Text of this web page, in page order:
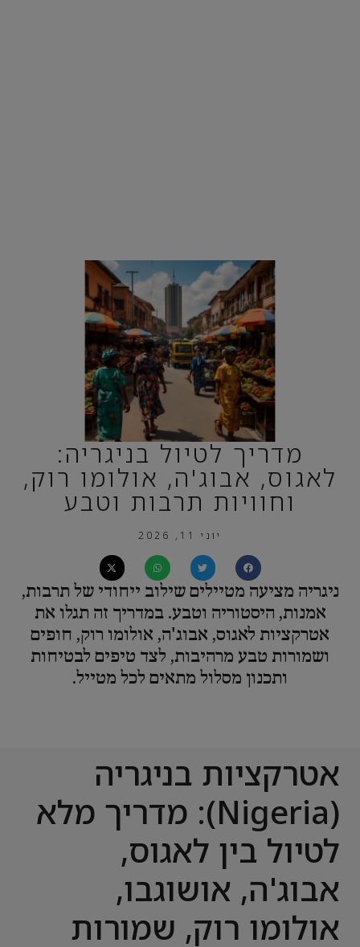
מדריך לטיול בניגריה:
לאגוס, אבוג'ה, אולומו רוק,
וחוויות תרבות וטבע
יוני 11, 2026
ניגריה מציעה מטיילים שילוב ייחודי של תרבות,
אמנות, היסטוריה וטבע. במדריך זה תגלו את
אטרקציות לאגוס, אבוג'ה, אולומו רוק, חופים
ושמורות טבע מרהיבות, לצד טיפים לבטיחות
ותכנון מסלול מתאים לכל מטייל.
אטרקציות בניגריה
(Nigeria): מדריך מלא
לטיול בין לאגוס,
אבוג'ה, אושוגבו,
אולומו רוק, שמורות